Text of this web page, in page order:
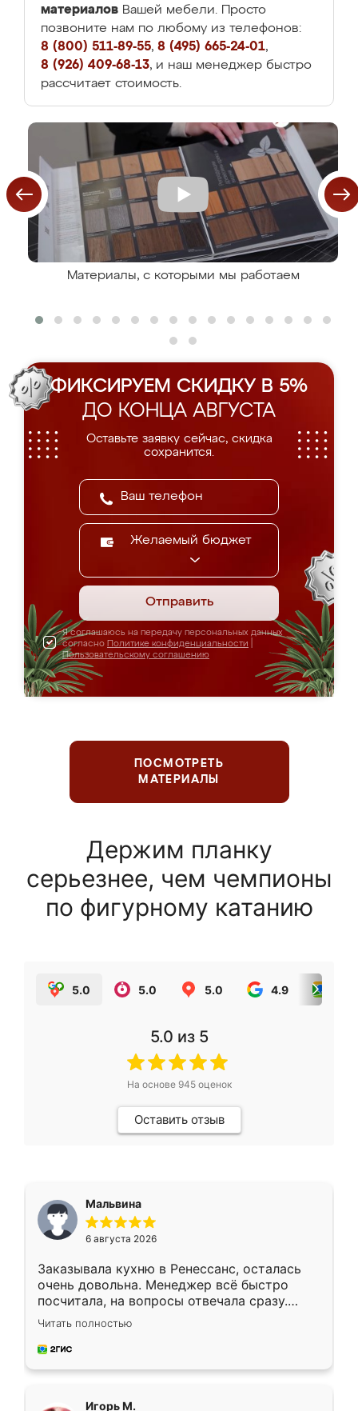
материалов Вашей мебели. Просто
позвоните нам по любому из телефонов:
8 (800) 511-89-55, 8 (495) 665-24-01,
8 (926) 409-68-13, и наш менеджер быстро
рассчитает стоимость.
Материалы, с которыми мы работаем
ФИКСИРУЕМ СКИДКУ В 5%
ДО КОНЦА АВГУСТА
Оставьте заявку сейчас, скидка
сохранится.
Желаемый бюджет
Отправить
Я соглашаюсь на передачу персональных данных
согласно Политике конфиденциальности
Пользовательскому соглашению
ПОСМОТРЕТЬ
МАТЕРИАЛЫ
Держим планку
серьезнее, чем чемпионы
по фигурному катанию
5.0 5.0 5.0 4.9
5.0 из 5
На основе 945оценок
Оставить отзыв
Мальвина
6 августа 2026
Заказывала кухню в Ренессанс, осталась
очень довольна. Менеджер всё быстро
посчитала, на вопросы отвечала сразу.
Замерщик приехал в субботу, подошёл к
делу со всей ответственностью. Собрали
за день, ребята работали аккуратно, даже
Читать полностью
Игорь М.